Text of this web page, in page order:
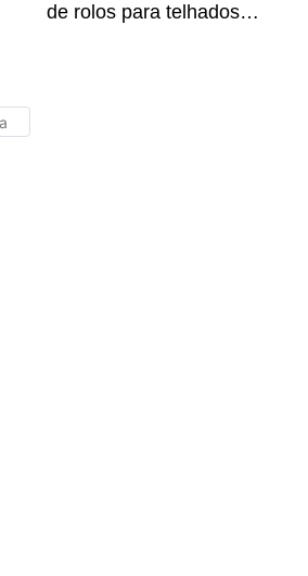
de rolos para telhados